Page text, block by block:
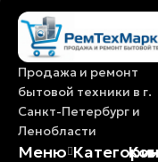
Продажа и ремонт
бытовой техники в г.
Санкт-Петербург и
Ленобласти
Меню